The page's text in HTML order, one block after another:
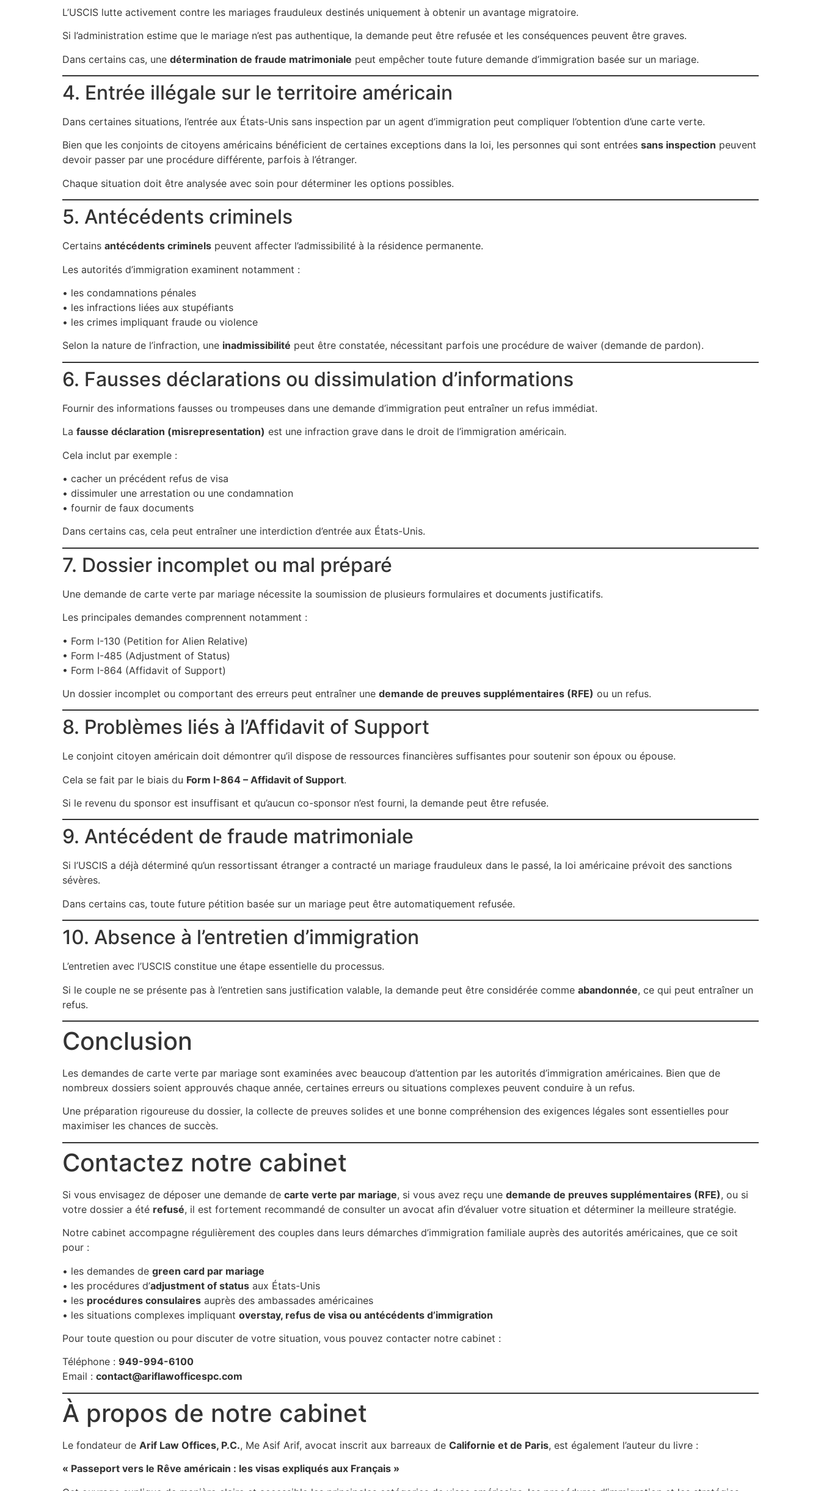
L’USCIS lutte activement contre les mariages frauduleux destinés uniquement à obtenir un avantage migratoire.
Si l’administration estime que le mariage n’est pas authentique, la demande peut être refusée et les conséquences peuvent être graves.
Dans certains cas, une détermination de fraude matrimoniale peut empêcher toute future demande d’immigration basée sur un mariage.
4. Entrée illégale sur le territoire américain
Dans certaines situations, l’entrée aux États-Unis sans inspection par un agent d’immigration peut compliquer l’obtention d’une carte verte.
Bien que les conjoints de citoyens américains bénéficient de certaines exceptions dans la loi, les personnes qui sont entrées sans inspection peuvent
devoir passer par une procédure différente, parfois à l’étranger.
Chaque situation doit être analysée avec soin pour déterminer les options possibles.
5. Antécédents criminels
Certains antécédents criminels peuvent affecter l’admissibilité à la résidence permanente.
Les autorités d’immigration examinent notamment :
• les condamnations pénales
• les infractions liées aux stupéfiants
• les crimes impliquant fraude ou violence
Selon la nature de l’infraction, une inadmissibilité peut être constatée, nécessitant parfois une procédure de waiver (demande de pardon).
6. Fausses déclarations ou dissimulation d’informations
Fournir des informations fausses ou trompeuses dans une demande d’immigration peut entraîner un refus immédiat.
La fausse déclaration (misrepresentation) est une infraction grave dans le droit de l’immigration américain.
Cela inclut par exemple :
• cacher un précédent refus de visa
• dissimuler une arrestation ou une condamnation
• fournir de faux documents
Dans certains cas, cela peut entraîner une interdiction d’entrée aux États-Unis.
7. Dossier incomplet ou mal préparé
Une demande de carte verte par mariage nécessite la soumission de plusieurs formulaires et documents justificatifs.
Les principales demandes comprennent notamment :
• Form I-130 (Petition for Alien Relative)
• Form I-485 (Adjustment of Status)
• Form I-864 (Affidavit of Support)
Un dossier incomplet ou comportant des erreurs peut entraîner une demande de preuves supplémentaires (RFE) ou un refus.
8. Problèmes liés à l’Affidavit of Support
Le conjoint citoyen américain doit démontrer qu’il dispose de ressources financières suffisantes pour soutenir son époux ou épouse.
Cela se fait par le biais du Form I-864 – Affidavit of Support.
Si le revenu du sponsor est insuffisant et qu’aucun co-sponsor n’est fourni, la demande peut être refusée.
9. Antécédent de fraude matrimoniale
Si l’USCIS a déjà déterminé qu’un ressortissant étranger a contracté un mariage frauduleux dans le passé, la loi américaine prévoit des sanctions
sévères.
Dans certains cas, toute future pétition basée sur un mariage peut être automatiquement refusée.
10. Absence à l’entretien d’immigration
L’entretien avec l’USCIS constitue une étape essentielle du processus.
Si le couple ne se présente pas à l’entretien sans justification valable, la demande peut être considérée comme abandonnée, ce qui peut entraîner un
refus.
Conclusion
Les demandes de carte verte par mariage sont examinées avec beaucoup d’attention par les autorités d’immigration américaines. Bien que de
nombreux dossiers soient approuvés chaque année, certaines erreurs ou situations complexes peuvent conduire à un refus.
Une préparation rigoureuse du dossier, la collecte de preuves solides et une bonne compréhension des exigences légales sont essentielles pour
maximiser les chances de succès.
Contactez notre cabinet
Si vous envisagez de déposer une demande de carte verte par mariage, si vous avez reçu une demande de preuves supplémentaires (RFE), ou si
votre dossier a été refusé, il est fortement recommandé de consulter un avocat afin d’évaluer votre situation et déterminer la meilleure stratégie.
Notre cabinet accompagne régulièrement des couples dans leurs démarches d’immigration familiale auprès des autorités américaines, que ce soit
pour :
• les demandes de green card par mariage
• les procédures d’adjustment of status aux États-Unis
• les procédures consulaires auprès des ambassades américaines
• les situations complexes impliquant overstay, refus de visa ou antécédents d’immigration
Pour toute question ou pour discuter de votre situation, vous pouvez contacter notre cabinet :
Téléphone : 949-994-6100
Email : contact@ariflawofficespc.com
À propos de notre cabinet
Le fondateur de Arif Law Offices, P.C., Me Asif Arif, avocat inscrit aux barreaux de Californie et de Paris, est également l’auteur du livre :
« Passeport vers le Rêve américain : les visas expliqués aux Français »